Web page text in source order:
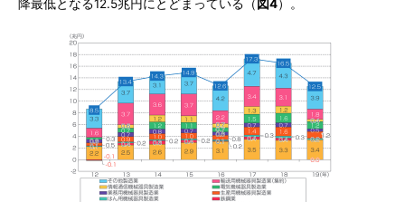
降最低となる12.5兆円にとどまっている（ 図4）。